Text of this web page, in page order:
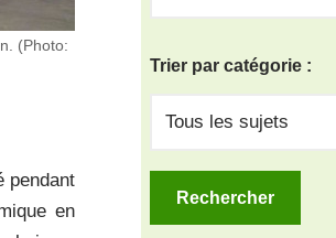
(Photo:
pendant
en
Trier par catégorie :